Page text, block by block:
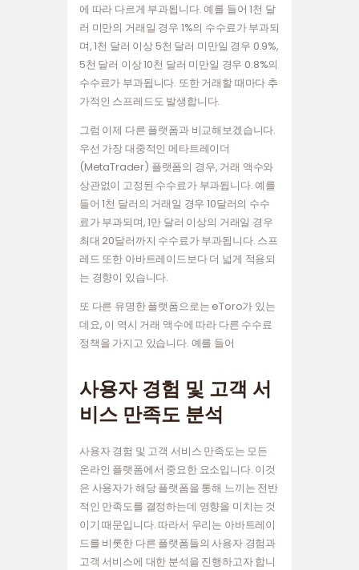
에 따라 다르게 부과됩니다. 예를 들어 1천 달
러 미만의 거래일 경우 1%의 수수료가 부과되
며, 1천 달러 이상 5천 달러 미만일 경우 0.9%,
5천 달러 이상 10천 달러 미만일 경우 0.8%의
수수료가 부과됩니다. 또한 거래할 때마다 추
가적인 스프레드도 발생합니다.
그럼 이제 다른 플랫폼과 비교해보겠습니다.
우선 가장 대중적인 메타트레이더
(MetaTrader) 플랫폼의 경우, 거래 액수와
상관없이 고정된 수수료가 부과됩니다. 예를
들어 1천 달러의 거래일 경우 10달러의 수수
료가 부과되며, 1만 달러 이상의 거래일 경우
최대 20달러까지 수수료가 부과됩니다. 스프
레드 또한 아바트레이드보다 더 넓게 적용되
는 경향이 있습니다.
또 다른 유명한 플랫폼으로는 eToro가 있는
데요, 이 역시 거래 액수에 따라 다른 수수료
정책을 가지고 있습니다. 예를 들어
사용자 경험 및 고객 서
비스 만족도 분석
사용자 경험 및 고객 서비스 만족도는 모든
온라인 플랫폼에서 중요한 요소입니다. 이것
은 사용자가 해당 플랫폼을 통해 느끼는 전반
적인 만족도를 결정하는데 영향을 미치는 것
이기 때문입니다. 따라서 우리는 아바트레이
드를 비롯한 다른 플랫폼들의 사용자 경험과
고객 서비스에 대한 분석을 진행하고자 합니